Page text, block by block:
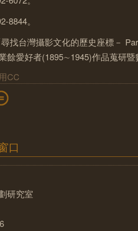
8844。
找台灣攝影文化的歷史座標－
餘愛好者(1895∼1945)作品蒐研
CC
口
研究室